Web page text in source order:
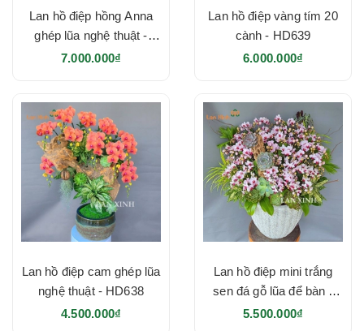
Lan hồ điệp hồng Anna
ghép lũa nghệ thuật -
HD640
7.000.000₫
Lan hồ điệp vàng tím 20
cành - HD639
6.000.000₫
Lan hồ điệp cam ghép lũa
nghệ thuật - HD638
4.500.000₫
Lan hồ điệp mini trắng
sen đá gỗ lũa để bàn -
HD637
5.500.000₫